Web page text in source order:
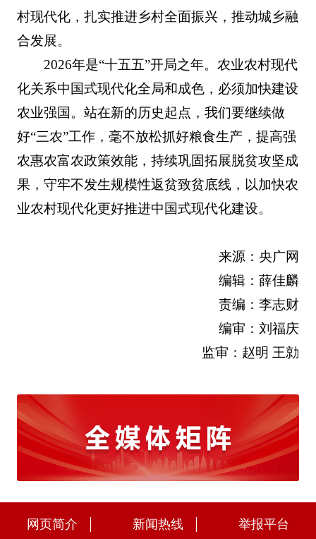
村现代化，扎实推进乡村全面振兴，推动城乡融
合发展。
2026年是“十五五”开局之年。农业农村现代
化关系中国式现代化全局和成色，必须加快建设
农业强国。站在新的历史起点，我们要继续做
好“三农”工作，毫不放松抓好粮食生产，提高强
农惠农富农政策效能，持续巩固拓展脱贫攻坚成
果，守牢不发生规模性返贫致贫底线，以加快农
业农村现代化更好推进中国式现代化建设。
来源：央广网
编辑：薛佳麟
责编：李志财
编审：刘福庆
监审：赵明 王勍
网页简介 新闻热线 举报平台